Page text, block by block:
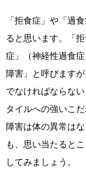
「拒食症」や「過
ると思います。「
症」（神経性過食
障害」と呼びます
でなければならな
タイルへの強いこ
障害は体の異常は
も、思い当たると
してみましょう。